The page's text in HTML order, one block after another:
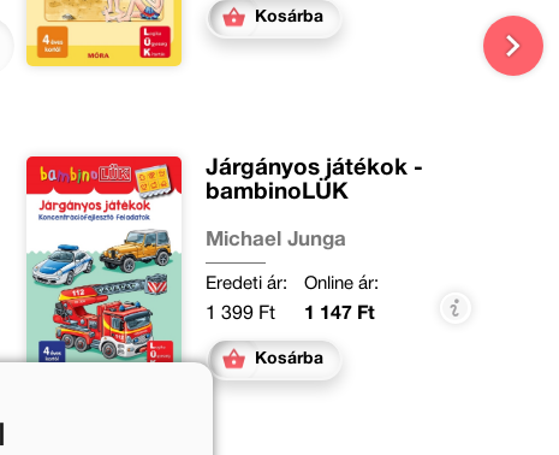
Kosárba
Járgányos játékok -
bambinoLÜK
Michael Junga
Eredeti ár:
1 399 Ft
Online ár:
1 147 Ft
Kosárba